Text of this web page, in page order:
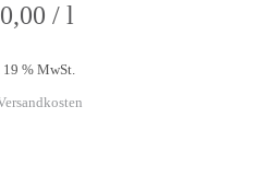
/ l
% MwSt.